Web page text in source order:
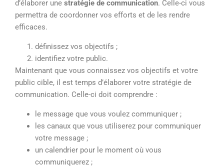
d’élaborer une stratégie de communication. Celle-ci vous
permettra de coordonner vos efforts et de les rendre
efficaces.
définissez vos objectifs ;
identifiez votre public.
Maintenant que vous connaissez vos objectifs et votre
public cible, il est temps d’élaborer votre stratégie de
communication. Celle-ci doit comprendre :
le message que vous voulez communiquer ;
les canaux que vous utiliserez pour communiquer
votre message ;
un calendrier pour le moment où vous
communiquerez ;